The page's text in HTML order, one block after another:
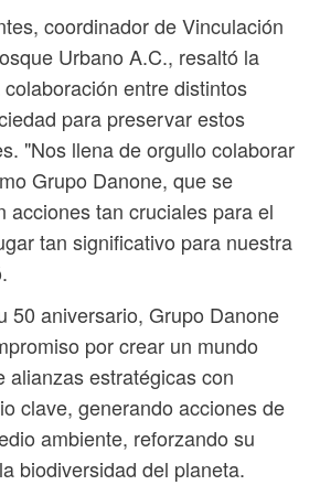
coordinador de Vinculación
Urbano A.C., resaltó la
entre distintos
para preservar estos
"Nos llena de orgullo colaborar
Grupo Danone, que se
acciones tan cruciales para el
tan significativo para nuestra
50 aniversario, Grupo Danone
por crear un mundo
alianzas estratégicas con
clave, generando acciones de
ambiente, reforzando su
biodiversidad del planeta.